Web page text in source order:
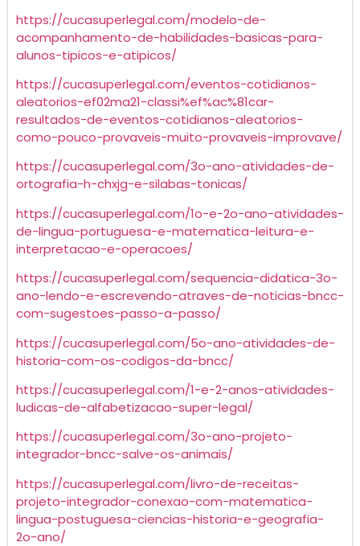
https://cucasuperlegal.com/modelo-de-
acompanhamento-de-habilidades-basicas-para-
alunos-tipicos-e-atipicos/
https://cucasuperlegal.com/eventos-cotidianos-
aleatorios-ef02ma21-classi%ef%ac%81car-
resultados-de-eventos-cotidianos-aleatorios-
como-pouco-provaveis-muito-provaveis-improvave/
https://cucasuperlegal.com/3o-ano-atividades-de-
ortografia-h-chxjg-e-silabas-tonicas/
https://cucasuperlegal.com/1o-e-2o-ano-atividades-
de-lingua-portuguesa-e-matematica-leitura-e-
interpretacao-e-operacoes/
https://cucasuperlegal.com/sequencia-didatica-3o-
ano-lendo-e-escrevendo-atraves-de-noticias-bncc-
com-sugestoes-passo-a-passo/
https://cucasuperlegal.com/5o-ano-atividades-de-
historia-com-os-codigos-da-bncc/
https://cucasuperlegal.com/1-e-2-anos-atividades-
ludicas-de-alfabetizacao-super-legal/
https://cucasuperlegal.com/3o-ano-projeto-
integrador-bncc-salve-os-animais/
https://cucasuperlegal.com/livro-de-receitas-
projeto-integrador-conexao-com-matematica-
lingua-postuguesa-ciencias-historia-e-geografia-
2o-ano/